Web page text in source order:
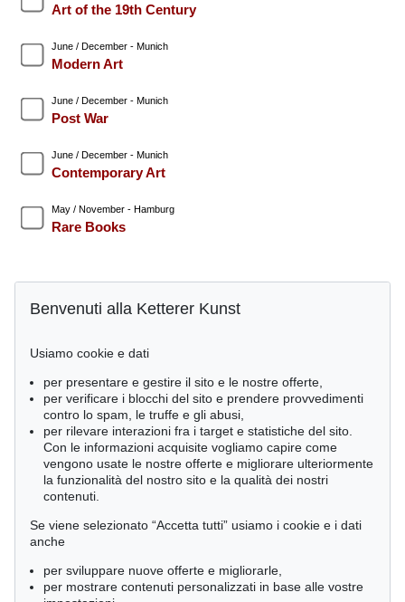
Art of the 19th Century
June / December - Munich
Modern Art
June / December - Munich
Post War
June / December - Munich
Contemporary Art
May / November - Hamburg
Rare Books
Arte concettuale/ minimalismo
Libro d'artista
ZERO
Astrazione dopo il 45
Op Art
Bibliofilia
Il libro e la modernità
Cataloghi ragionati e letteratura d'arte
Arte figurativa dal 1970 a oggi
Consenso relativo alla tutela dei dati.
Acconsento ad essere informato da Ketterer Kunst GmbH &
Co. KG tramite e-mail in merito ad artisti / ambiti artistici /
Benvenuti alla Ketterer Kunst
Usiamo cookie e dati
per presentare e gestire il sito e le nostre offerte,
per verificare i blocchi del sito e prendere provvedimenti
contro lo spam, le truffe e gli abusi,
per rilevare interazioni fra i target e statistiche del sito.
Con le informazioni acquisite vogliamo capire come
vengono usate le nostre offerte e migliorare ulteriormente
la funzionalità del nostro sito e la qualità dei nostri
contenuti.
Se viene selezionato “Accetta tutti” usiamo i cookie e i dati
anche
per sviluppare nuove offerte e migliorarle,
per mostrare contenuti personalizzati in base alle vostre